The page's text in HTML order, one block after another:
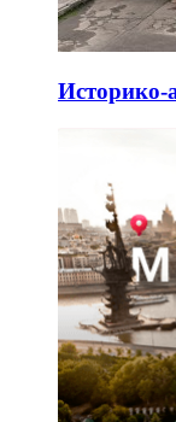
Историко-